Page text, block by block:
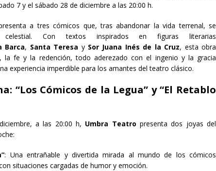
7 y el sábado 28 de diciembre a las 20:00 h.
a tres cómicos que, tras abandonar la vida terrenal, se
Con textos inspirados en figuras literarias
Barca, Santa Teresa y Sor Juana Inés de la Cruz, esta obra
la fe y la redención, todo aderezado con el ingenio y la gracia
experiencia imperdible para los amantes del teatro clásico.
“Los Cómicos de la Legua” y “El Retablo
a las 20:00 h, Umbra Teatro presenta dos joyas del
: Una entrañable y divertida mirada al mundo de los cómicos
situaciones cargadas de humor y emoción.